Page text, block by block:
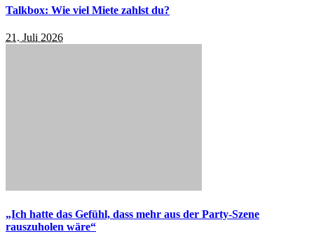
Talkbox: Wie viel Miete zahlst du?
21. Juli 2026
„Ich hatte das Gefühl, dass mehr aus der Party-Szene
rauszuholen wäre“